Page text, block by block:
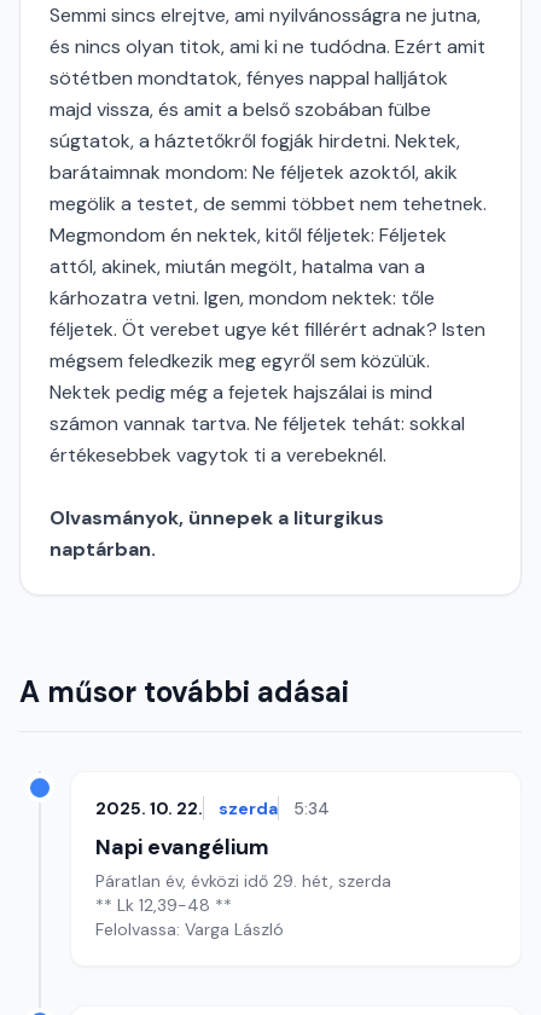
Semmi sincs elrejtve, ami nyilvánosságra ne jutna,
és nincs olyan titok, ami ki ne tudódna. Ezért amit
sötétben mondtatok, fényes nappal halljátok
majd vissza, és amit a belső szobában fülbe
súgtatok, a háztetőkről fogják hirdetni. Nektek,
barátaimnak mondom: Ne féljetek azoktól, akik
megölik a testet, de semmi többet nem tehetnek.
Megmondom én nektek, kitől féljetek: Féljetek
attól, akinek, miután megölt, hatalma van a
kárhozatra vetni. Igen, mondom nektek: tőle
féljetek. Öt verebet ugye két fillérért adnak? Isten
mégsem feledkezik meg egyről sem közülük.
Nektek pedig még a fejetek hajszálai is mind
számon vannak tartva. Ne féljetek tehát: sokkal
értékesebbek vagytok ti a verebeknél.
Olvasmányok, ünnepek a liturgikus
naptárban.
A műsor további adásai
2025. 10. 22. szerda 5:34
Napi evangélium
Páratlan év, évközi idő 29. hét, szerda
** Lk 12,39-48 **
Felolvassa: Varga László